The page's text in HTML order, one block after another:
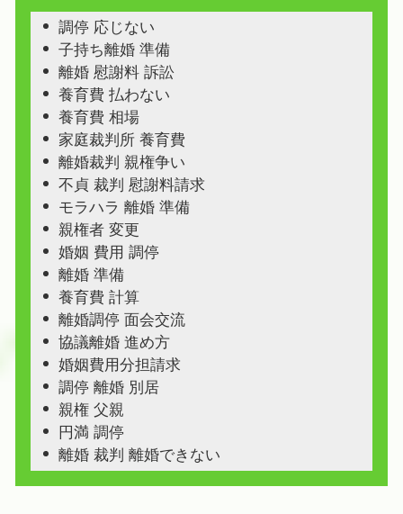
調停 応じない
子持ち離婚 準備
離婚 慰謝料 訴訟
養育費 払わない
養育費 相場
家庭裁判所 養育費
離婚裁判 親権争い
不貞 裁判 慰謝料請求
モラハラ 離婚 準備
親権者 変更
婚姻 費用 調停
離婚 準備
養育費 計算
離婚調停 面会交流
協議離婚 進め方
婚姻費用分担請求
調停 離婚 別居
親権 父親
円満 調停
離婚 裁判 離婚できない